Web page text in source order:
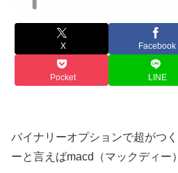
X Facebook
Pocket LINE
バイナリーオプションで超がつ
ーと言えばmacd（マックディー